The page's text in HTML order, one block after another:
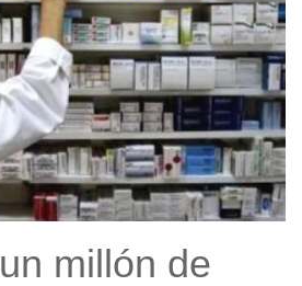
millón de